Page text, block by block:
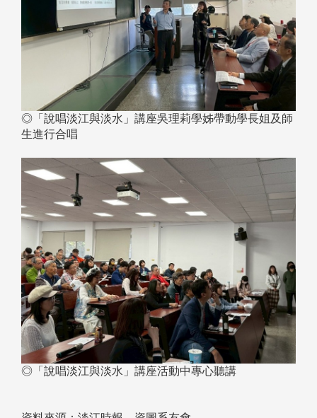
◎「說唱淡江與淡水」講座吳理莉學姊帶動學長姐及師
生進行合唱
◎「說唱淡江與淡水」講座活動中專心聽講